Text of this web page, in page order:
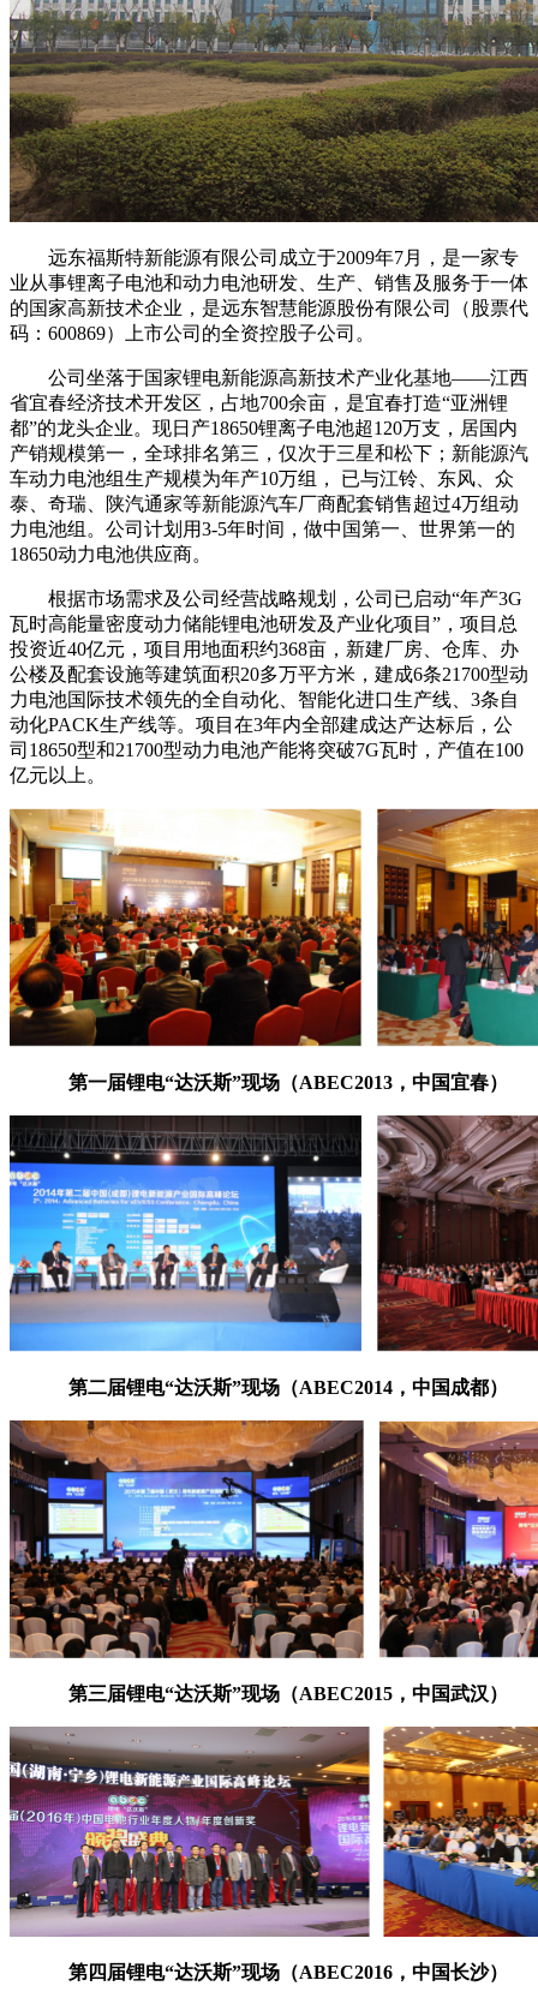
远东福斯特新能源有限公司成立于2009年7月，是一家专
业从事锂离子电池和动力电池研发、生产、销售及服务于一体
的国家高新技术企业，是远东智慧能源股份有限公司（股票代
码：600869）上市公司的全资控股子公司。
公司坐落于国家锂电新能源高新技术产业化基地——江西
省宜春经济技术开发区，占地700余亩，是宜春打造“亚洲锂
都”的龙头企业。现日产18650锂离子电池超120万支，居国内
产销规模第一，全球排名第三，仅次于三星和松下；新能源汽
车动力电池组生产规模为年产10万组， 已与江铃、东风、众
泰、奇瑞、陕汽通家等新能源汽车厂商配套销售超过4万组动
力电池组。公司计划用3-5年时间，做中国第一、世界第一的
18650动力电池供应商。
根据市场需求及公司经营战略规划，公司已启动“年产3G
瓦时高能量密度动力储能锂电池研发及产业化项目”，项目总
投资近40亿元，项目用地面积约368亩，新建厂房、仓库、办
公楼及配套设施等建筑面积20多万平方米，建成6条21700型动
力电池国际技术领先的全自动化、智能化进口生产线、3条自
动化PACK生产线等。项目在3年内全部建成达产达标后，公
司18650型和21700型动力电池产能将突破7G瓦时，产值在100
亿元以上。
第一届锂电“达沃斯”现场（ABEC2013，中国宜春）
第二届锂电“达沃斯”现场（ABEC2014，中国成都）
第三届锂电“达沃斯”现场（ABEC2015，中国武汉）
第四届锂电“达沃斯”现场（ABEC2016，中国长沙）